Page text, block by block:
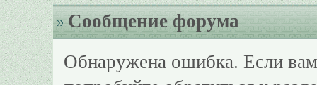
Сообщение форума
Обнаружена ошибка. Если